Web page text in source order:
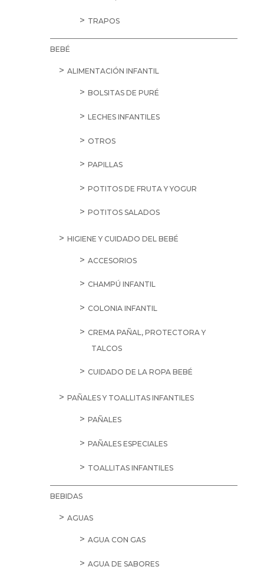
TRAPOS
BEBÉ
ALIMENTACIÓN INFANTIL
BOLSITAS DE PURÉ
LECHES INFANTILES
OTROS
PAPILLAS
POTITOS DE FRUTA Y YOGUR
POTITOS SALADOS
HIGIENE Y CUIDADO DEL BEBÉ
ACCESORIOS
CHAMPÚ INFANTIL
COLONIA INFANTIL
CREMA PAÑAL, PROTECTORA Y
TALCOS
CUIDADO DE LA ROPA BEBÉ
PAÑALES Y TOALLITAS INFANTILES
PAÑALES
PAÑALES ESPECIALES
TOALLITAS INFANTILES
BEBIDAS
AGUAS
AGUA CON GAS
AGUA DE SABORES